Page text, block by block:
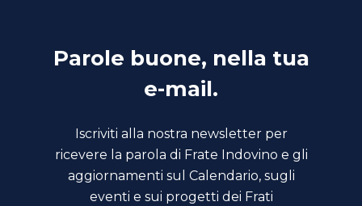
Parole buone, nella tua
e-mail.
Iscriviti alla nostra newsletter per
ricevere la parola di Frate Indovino e gli
aggiornamenti sul Calendario, sugli
eventi e sui progetti dei Frati